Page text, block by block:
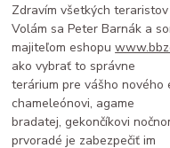
Zdravím všetkých
Volám sa Peter Barnák a
majiteľom eshopu
ako vybrať to správne
terárium pre vášho nového
chameleónovi, agame
bradatej, gekončíkovi
prvoradé je zabezpečiť im